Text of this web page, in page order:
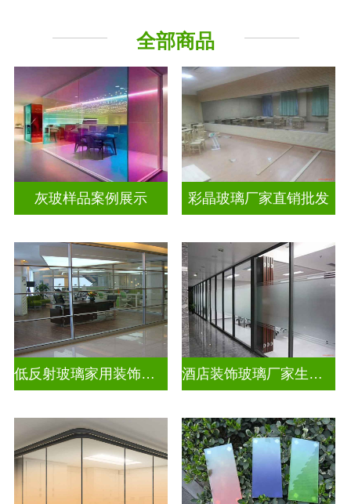
其它玻璃
全部商品
灰玻样品案例展示 彩晶玻璃厂家直销批发
低反射玻璃家用装饰玻璃 酒店装饰玻璃厂家生产安装